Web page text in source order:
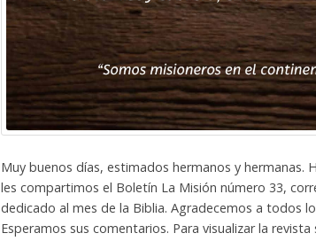
Muy buenos días, estimados hermanos y hermanas.
les compartimos el Boletín La Misión número 33,
dedicado al mes de la Biblia. Agradecemos a todos
Esperamos sus comentarios. Para visualizar la